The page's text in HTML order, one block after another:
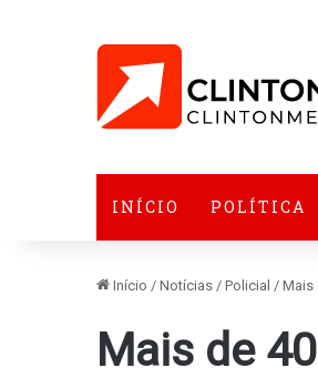
INÍCIO POLÍTICA
Início / Notícias / Policial / Mais
Mais de